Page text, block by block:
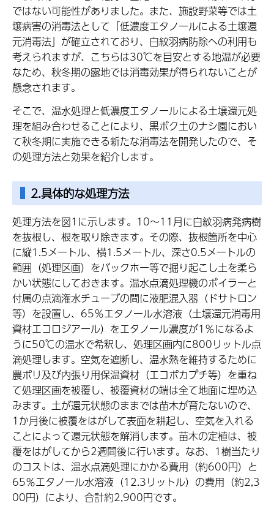
ではない可能性がありました。また、施設野菜等では土
壌病害の消毒法として「低濃度エタノールによる土壌還
元消毒法」が確立されており、白紋羽病防除への利用も
考えられますが、こちらは30℃を目安とする地温が必要
なため、秋冬期の露地では消毒効果が得られないことが
懸念されます。
そこで、温水処理と低濃度エタノールによる土壌還元処
理を組み合わせることにより、黒ボク土のナシ園におい
て秋冬期に実施できる新たな消毒法を開発したので、そ
の処理方法と効果を紹介します。
2.具体的な処理方法
処理方法を図1に示します。10～11月に白紋羽病発病樹
を抜根し、根を取り除きます。その際、抜根箇所を中心
に縦1.5メートル、横1.5メートル、深さ0.5メートルの
範囲（処理区画）をバックホー等で掘り起こし土を柔ら
かい状態にしておきます。温水点滴処理機のボイラーと
付属の点滴潅水チューブの間に液肥混入器（ドサトロン
等）を設置し、65％エタノール水溶液（土壌還元消毒用
資材エコロジアール）をエタノール濃度が1％になるよ
うに50℃の温水で希釈し、処理区画内に800リットル点
滴処理します。空気を遮断し、温水熱を維持するために
農ポリ及び内張り用保温資材（エコポカプチ等）を重ね
て処理区画を被覆し、被覆資材の端は全て地面に埋め込
みます。土が還元状態のままでは苗木が育たないので、
1か月後に被覆をはがして表面を耕起し、空気を入れる
ことによって還元状態を解消します。苗木の定植は、被
覆をはがしてから2週間後に行います。なお、1樹当たり
のコストは、温水点滴処理にかかる費用（約600円）と
65％エタノール水溶液（12.3リットル）の費用（約2,3
00円）により、合計約2,900円です。